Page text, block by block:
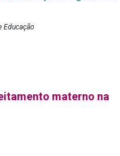
Educação
materno na